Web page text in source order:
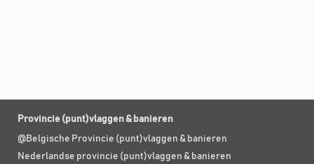
Provincie (punt)vlaggen & banieren
@Belgische Provincie (punt)vlaggen & banieren
Nederlandse provincie (punt)vlaggen & banieren